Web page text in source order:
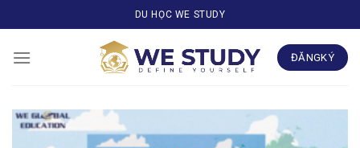
to
content
DU HỌC WE STUDY
ĐĂNGKÝ